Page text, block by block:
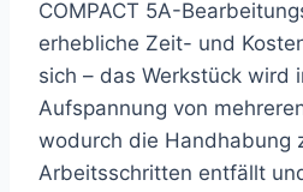
COMPACT 5A-
erhebliche Zeit- und
sich – das Werkstück wird
Aufspannung von
wodurch die Handhabung
Arbeitsschritten entfällt